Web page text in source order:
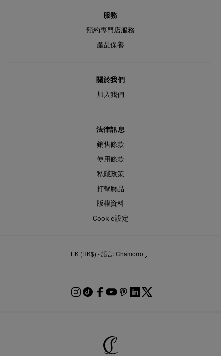
服務
預約專門店服務
產品保養
關於我們
加入我們
法律訊息
銷售條款
使用條款
私隱政策
打擊膺品
版權資料
Cookie設定
HK (HK$) - 語言: Chamorro